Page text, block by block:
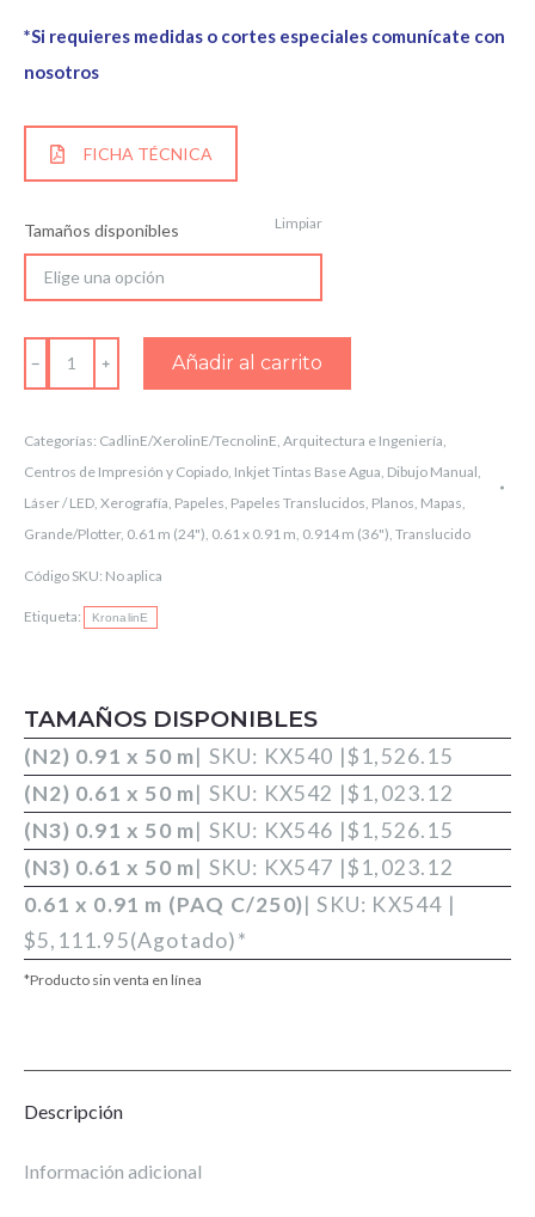
*Si requieres medidas o cortes especiales comunícate con
nosotros
FICHA TÉCNICA
Tamaños disponibles Limpiar
PAPEL
CALCA
90/95g/m²
cantidad
Añadir al carrito
Categorías: CadlinE/XerolinE/TecnolinE, Arquitectura e Ingeniería,
Centros de Impresión y Copiado, Inkjet Tintas Base Agua, Dibujo Manual,
Láser / LED, Xerografía, Papeles, Papeles Translucidos, Planos, Mapas,
Grande/Plotter, 0.61 m (24"), 0.61 x 0.91 m, 0.914 m (36"), Translucido
Código SKU: No aplica
Etiqueta: KronalinE
TAMAÑOS DISPONIBLES
(N2) 0.91 x 50 m| SKU: KX540 |$1,526.15
(N2) 0.61 x 50 m| SKU: KX542 |$1,023.12
(N3) 0.91 x 50 m| SKU: KX546 |$1,526.15
(N3) 0.61 x 50 m| SKU: KX547 |$1,023.12
0.61 x 0.91 m (PAQ C/250)| SKU: KX544 |
$5,111.95(Agotado)*
*Producto sin venta en línea
Descripción
Información adicional